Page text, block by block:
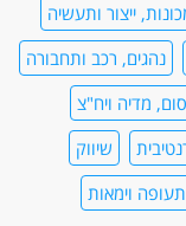
ייצור ותעשיה
נהגים, רכב ותחבורה
מדיה ויח"צ
שיווק
תעופה וימאות